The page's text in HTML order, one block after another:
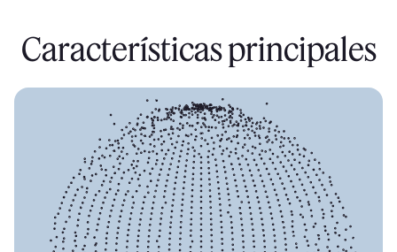
Características principales